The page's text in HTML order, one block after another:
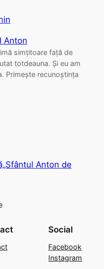
Anton
simţitoare faţă de
totdeauna. Şi eu am
Primeşte recunoştinţa
Anton de
Social
Facebook
Instagram